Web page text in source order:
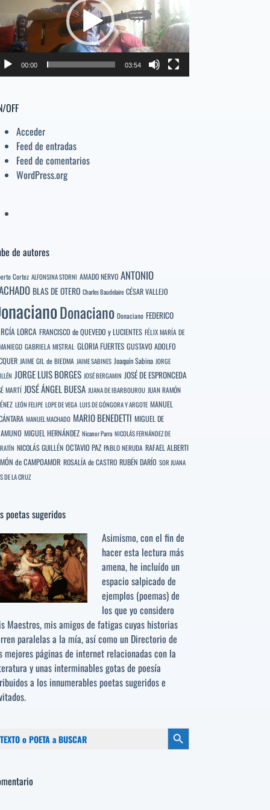
volumen.
00:00 03:54
OFF
Acceder
Feed de entradas
Feed de comentarios
WordPress.org
de autores
Cortez ALFONSINA STORNI AMADO NERVO ANTONIO
BLAS DE OTERO Charles Baudelaire CÉSAR VALLEJO
Donaciano Donaciano FEDERICO
LORCA FRANCISCO de QUEVEDO y LUCIENTES FÉLIX MARÍA DE
GABRIELA MISTRAL GLORIA FUERTES GUSTAVO ADOLFO
JAIME GIL de BIEDMA JAIME SABINES Joaquín Sabina JORGE
JORGE LUIS BORGES JOSÉ BERGAMIN JOSÉ DE ESPRONCEDA
MARTÍ JOSÉ ÁNGEL BUESA JUANA DE IBARBOUROU JUAN RAMÓN
LEÓN FELIPE LOPE DE VEGA LUIS DE GÓNGORA Y ARGOTE MANUEL
MANUEL MACHADO MARIO BENEDETTI MIGUEL DE
MIGUEL HERNÁNDEZ Nicanor Parra NICOLÁS FERNÁNDEZ DE
NICOLÁS GUILLÉN OCTAVIO PAZ PABLO NERUDA RAFAEL ALBERTI
de CAMPOAMOR ROSALÍA de CASTRO RUBÉN DARÍO SOR JUANA
DE LA CRUZ
poetas sugeridos
Asimismo, con el fin de
hacer esta lectura más
amena, he incluído un
espacio salpicado de
ejemplos (poemas) de
los que yo considero
Maestros, mis amigos de fatigas cuyas historias
paralelas a la mía, así como un Directorio de
mejores páginas de internet relacionadas con la
y unas interminables gotas de poesía
a los innumerables poetas sugeridose
Botón de búsqueda